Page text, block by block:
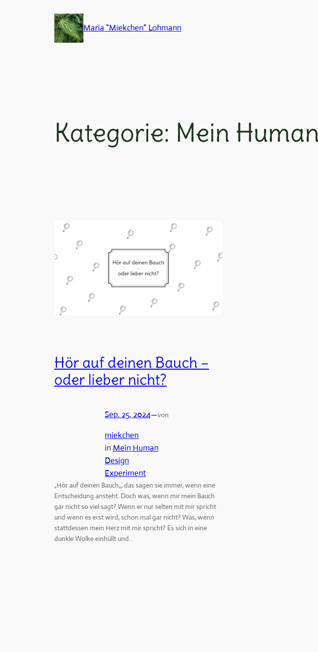
Maria "Miekchen" Lohmann
Kategorie: Mein
Hör auf deinen Bauch –
oder lieber nicht?
Sep. 25, 2024—von
miekchen
in Mein Human
Design
Experiment
„Hör auf deinen Bauch„, das sagen sie immer, wenn eine
Entscheidung ansteht. Doch was, wenn mir mein Bauch
gar nicht so viel sagt? Wenn er nur selten mit mir spricht
und wenn es erst wird, schon mal gar nicht? Was, wenn
stattdessen mein Herz mit mir spricht? Es sich in eine
dunkle Wolke einhüllt und…